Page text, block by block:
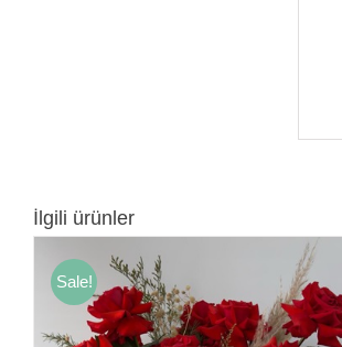
İlgili ürünler
Sale!